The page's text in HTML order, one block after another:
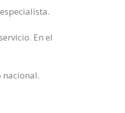
En el
nacional.